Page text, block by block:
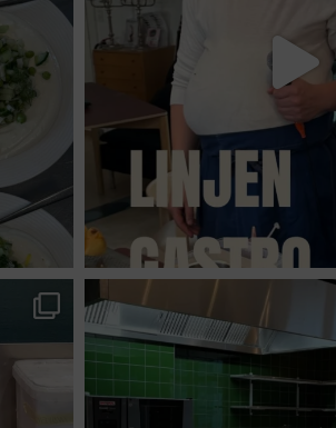
suhrs_hojskole